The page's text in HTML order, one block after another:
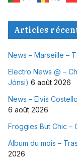
Articles
News – Marseille –
Electro News @ –
Jónsi) 6 août 2026
News – Elvis
6 août 2026
Froggies But Chic –
Album du mois –
2026